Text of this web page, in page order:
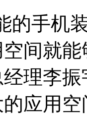
的手机
间就
理李
应用空